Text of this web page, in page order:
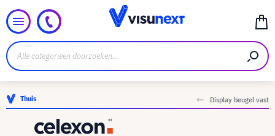
Thuis Display beugel vast